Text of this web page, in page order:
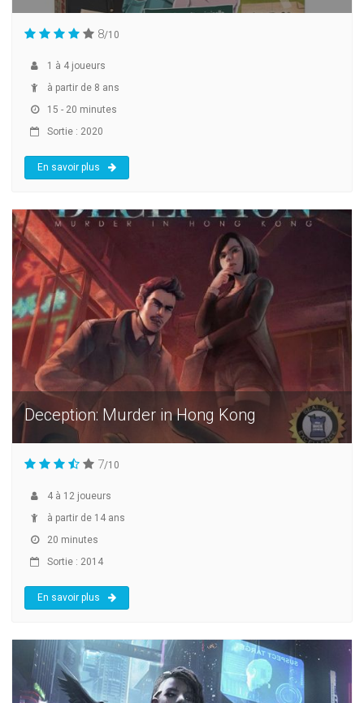
8/10
1 à 4 joueurs
à partir de 8 ans
15 - 20 minutes
Sortie : 2020
En savoir plus
Deception: Murder in Hong Kong
7/10
4 à 12 joueurs
à partir de 14 ans
20 minutes
Sortie : 2014
En savoir plus